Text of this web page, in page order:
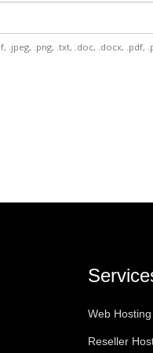
.jpeg, .png, .txt, .doc, .docx,
Web Hosting
Reseller